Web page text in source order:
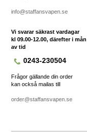
info@staffansvapen.se
Vi svarar säkrast vardagar
kl 09.00-12.00, därefter i mån
av tid
0243-230504
Frågor gällande din order
kan också mailas till
order@staffansvapen.se